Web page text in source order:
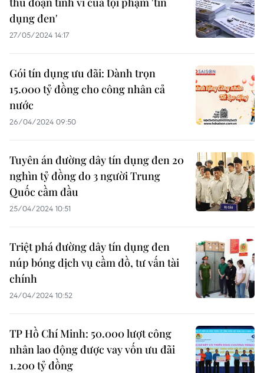
dụng đen'
27/05/2024 14:17
Gói tín dụng ưu đãi: Dành trọn
15.000 tỷ đồng cho công nhân cả
nước
26/04/2024 09:50
Tuyên án đường dây tín dụng đen 20
nghìn tỷ đồng do 3 người Trung
Quốc cầm đầu
25/04/2024 10:51
Triệt phá đường dây tín dụng đen
núp bóng dịch vụ cầm đồ, tư vấn tài
chính
24/04/2024 10:52
TP Hồ Chí Minh: 50.000 lượt công
nhân lao động được vay vốn ưu đãi
1.200 tỷ đồng